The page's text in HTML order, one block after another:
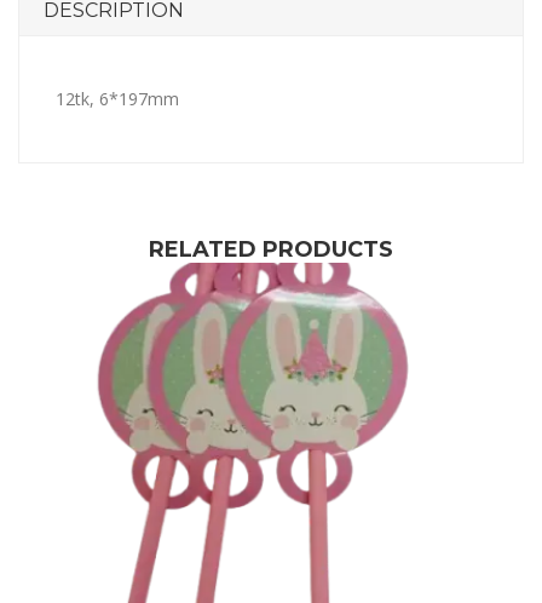
DESCRIPTION
12tk, 6*197mm
RELATED PRODUCTS